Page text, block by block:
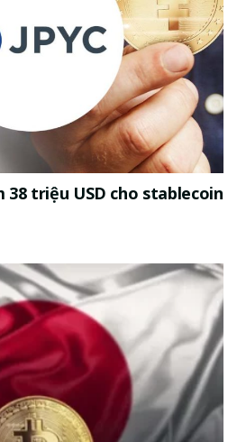
38 triệu USD cho stablecoin